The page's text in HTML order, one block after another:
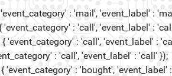
: 'mail', 'event_label' :
: 'call', 'event_label' :
'event_category' : 'call', 'event_label' :
: 'call', 'event_label' : 'call' });
'event_category' : 'bought', 'event_label' :